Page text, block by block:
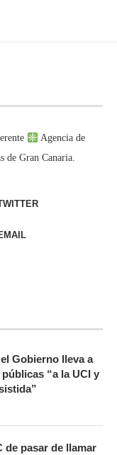
Agencia de
de Gran Canaria.
Gobierno lleva a
“a la UCI y
de pasar de llamar